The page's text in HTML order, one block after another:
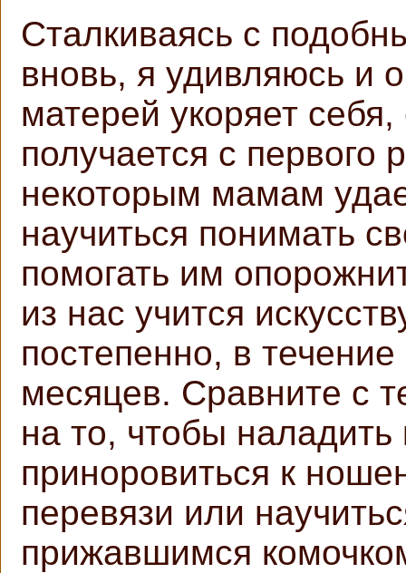
Сталкиваясь с
вновь, я удивляюсь и
матерей укоряет
получается с первого
некоторым мамам
научиться понимать
помогать им
из нас учится
постепенно, в
месяцев. Сравните с
на то, чтобы
приноровиться к
перевязи или
прижавшимся